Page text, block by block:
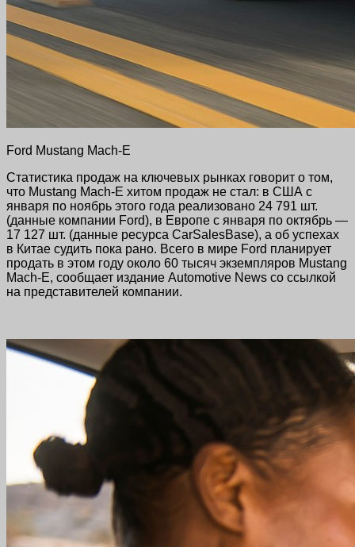
Ford Mustang Mach-E
Статистика продаж на ключевых рынках говорит о том,
что Mustang Mach-E хитом продаж не стал: в США с
января по ноябрь этого года реализовано 24 791 шт.
(данные компании Ford), в Европе с января по октябрь —
17 127 шт. (данные ресурса CarSalesBase), а об успехах
в Китае судить пока рано. Всего в мире Ford планирует
продать в этом году около 60 тысяч экземпляров Mustang
Mach-E, сообщает издание Automotive News со ссылкой
на представителей компании.